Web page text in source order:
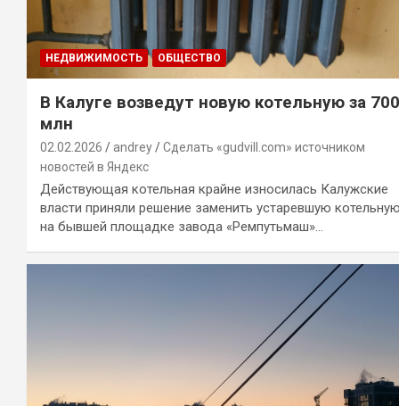
НЕДВИЖИМОСТЬ ОБЩЕСТВО
В Калуге возведут новую котельную за 700
млн
02.02.2026 andrey
Сделать «gudvill.com» источником
новостей в Яндекс
Действующая котельная крайне износилась Калужские
власти приняли решение заменить устаревшую
на бывшей площадке завода «Ремпутьмаш»…